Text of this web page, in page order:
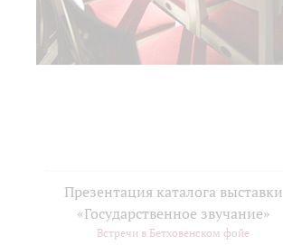
Презентация каталога выставки
«Государственное звучание»
Встречи в Бетховенском фойе